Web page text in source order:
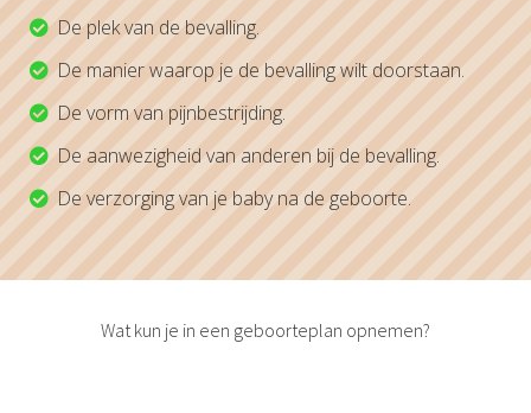
De plek van de bevalling.
De manier waarop je de bevalling wilt doorstaan.
De vorm van pijnbestrijding.
De aanwezigheid van anderen bij de bevalling.
De verzorging van je baby na de geboorte.
Wat kun je in een geboorteplan opnemen?